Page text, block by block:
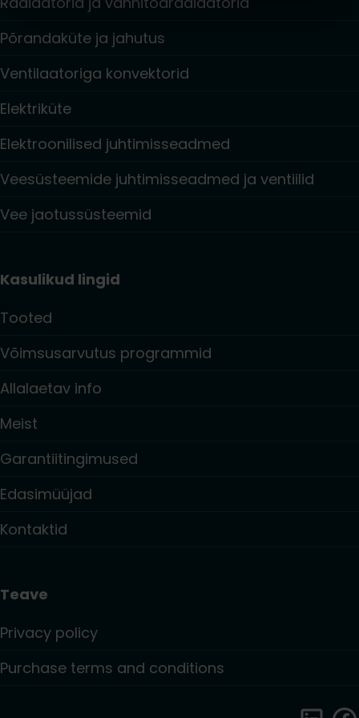
Põrandaküte ja jahutus
Ventilaatoriga konvektorid
Elektriküte
Elektroonilised juhtimisseadmed
Veesüsteemide juhtimisseadmed ja ventiilid
Vee jaotussüsteemid
Kasulikud lingid
Tooted
Võimsusarvutus programmid
Allalaetav info
Meist
Garantiitingimused
Edasimüüjad
Kontaktid
Teave
Privacy policy
Purchase terms and conditions